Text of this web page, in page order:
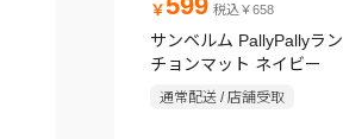
￥ 税込￥658
サンベルム PallyPallyラン
チョンマット ネイビー
通常配送 / 店舗受取